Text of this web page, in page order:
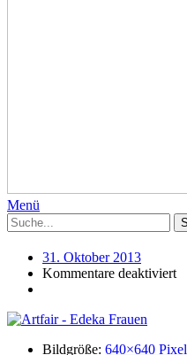
Menü
31. Oktober 2013
Kommentare deaktiviert
Bildgröße: 640×640 Pixel